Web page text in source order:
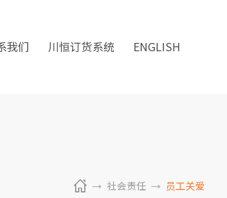
我们 川恒订货系统 ENGLISH
社会责任 员工关爱